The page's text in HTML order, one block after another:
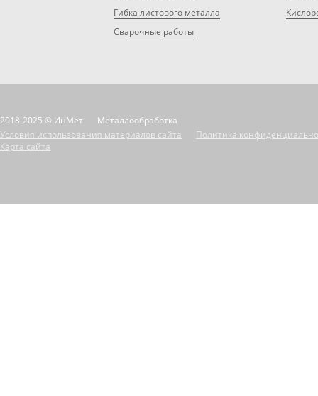
Гибка листового металла
Сварочные работы
2018-2025 © ИнМет
Металлообработка
Условия использования материалов сайта
Политика
Карта сайта